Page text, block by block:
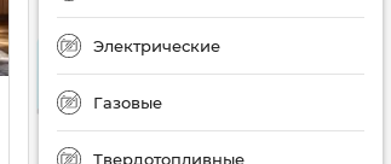
Электрические
Газовые
Твердотопливные